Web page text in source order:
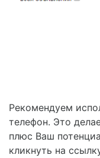
Рекомендуем
телефон. Это
плюс Ваш
кликнуть на